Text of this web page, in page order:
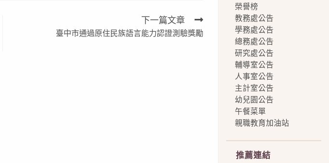
下一篇文章
臺中市通過原住民族語言能力認證測驗獎勵
榮譽榜
教務處公告
學務處公告
總務處公告
研究處公告
輔導室公告
人事室公告
主計室公告
幼兒園公告
午餐菜單
親職教育加油站
推薦連結